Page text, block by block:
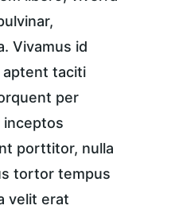
Vivamus id
aptent taciti
per
inceptos
porttitor, nulla
tortor tempus
velit erat